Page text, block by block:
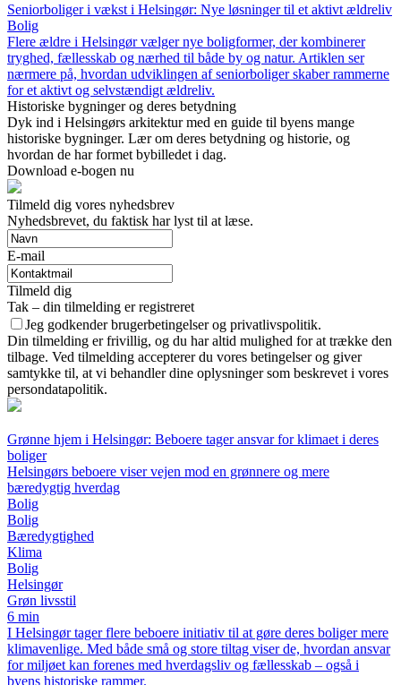
Seniorboliger i vækst i Helsingør: Nye løsninger til et aktivt ældreliv
Bolig
Flere ældre i Helsingør vælger nye boligformer, der kombinerer
tryghed, fællesskab og nærhed til både by og natur. Artiklen ser
nærmere på, hvordan udviklingen af seniorboliger skaber rammerne
for et aktivt og selvstændigt ældreliv.
Historiske bygninger og deres betydning
Dyk ind i Helsingørs arkitektur med en guide til byens mange
historiske bygninger. Lær om deres betydning og historie, og
hvordan de har formet bybilledet i dag.
Download e-bogen nu
Tilmeld dig vores nyhedsbrev
Nyhedsbrevet, du faktisk har lyst til at læse.
E-mail
Tilmeld dig
Tak – din tilmelding er registreret
Jeg godkender brugerbetingelser og privatlivspolitik.
Din tilmelding er frivillig, og du har altid mulighed for at trække den
tilbage. Ved tilmelding accepterer du vores betingelser og giver
samtykke til, at vi behandler dine oplysninger som beskrevet i vores
persondatapolitik.
Grønne hjem i Helsingør: Beboere tager ansvar for klimaet i deres
boliger
Helsingørs beboere viser vejen mod en grønnere og mere
bæredygtig hverdag
Bolig
Bolig
Bæredygtighed
Klima
Bolig
Helsingør
Grøn livsstil
6 min
I Helsingør tager flere beboere initiativ til at gøre deres boliger mere
klimavenlige. Med både små og store tiltag viser de, hvordan ansvar
for miljøet kan forenes med hverdagsliv og fællesskab – også i
byens historiske rammer.